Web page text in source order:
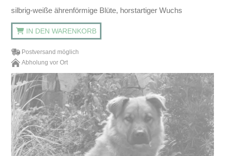
silbrig-weiße ährenförmige Blüte, horstartiger Wuchs
IN DEN WARENKORB
Postversand möglich
Abholung vor Ort